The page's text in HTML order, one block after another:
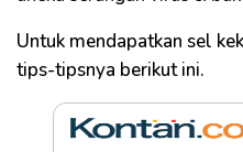
Untuk mendapatkan sel
tips-tipsnya berikut ini.